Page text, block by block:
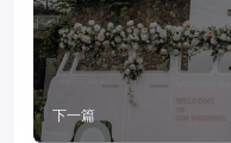
下一篇